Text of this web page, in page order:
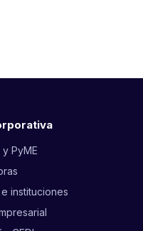
PyME
instituciones